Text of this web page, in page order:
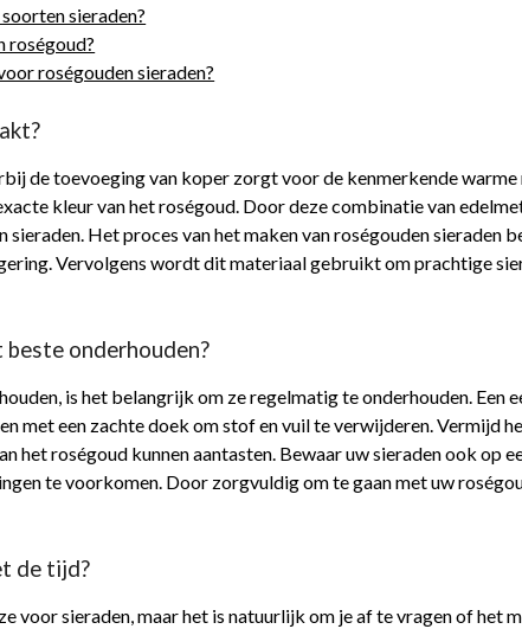
sieraden?
roségoud?
roségouden sieraden?
de toevoeging van koper zorgt voor de kenmerkende
kleur van het roségoud. Door deze combinatie van
Het proces van het maken van roségouden sieraden
Vervolgens wordt dit materiaal gebruikt om prachtige
beste onderhouden?
is het belangrijk om ze regelmatig te onderhouden. Een
met een zachte doek om stof en vuil te verwijderen. Vermijd
het roségoud kunnen aantasten. Bewaar uw sieraden ook op
te voorkomen. Door zorgvuldig om te gaan met uw
de tijd?
voor sieraden, maar het is natuurlijk om je af te vragen of het